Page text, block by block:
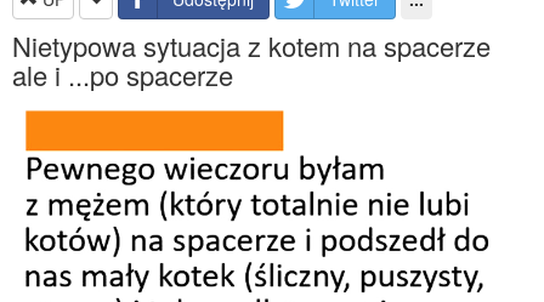
Nietypowa sytuacja z kotem na spacerze
ale i ...po spacerze